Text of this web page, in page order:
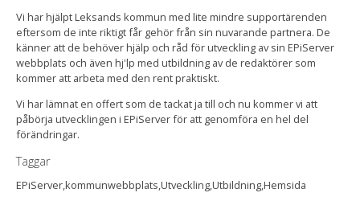
Vi har hjälpt Leksands kommun med lite mindre supportärenden
eftersom de inte riktigt får gehör från sin nuvarande partnera. De
känner att de behöver hjälp och råd för utveckling av sin EPiServer
webbplats och även hj'lp med utbildning av de redaktörer som
kommer att arbeta med den rent praktiskt.
Vi har lämnat en offert som de tackat ja till och nu kommer vi att
påbörja utvecklingen i EPiServer för att genomföra en hel del
förändringar.
Taggar
EPiServer,kommunwebbplats,Utveckling,Utbildning,Hemsida